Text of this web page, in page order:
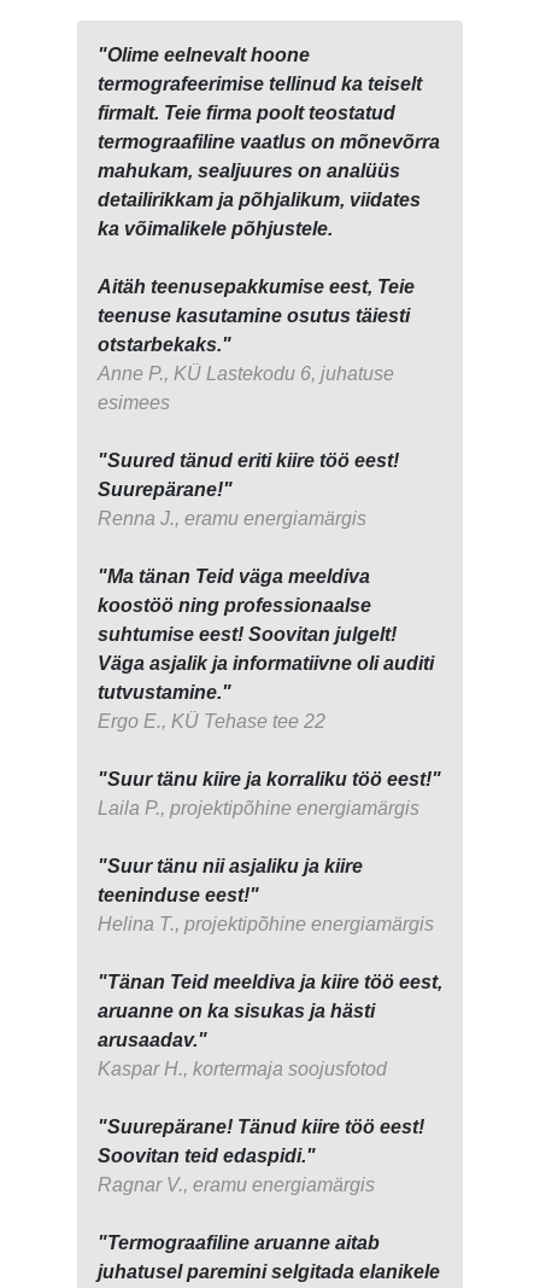
"Olime eelnevalt hoone
termografeerimise tellinud ka teiselt
firmalt. Teie firma poolt teostatud
termograafiline vaatlus on mõnevõrra
mahukam, sealjuures on analüüs
detailirikkam ja põhjalikum, viidates
ka võimalikele põhjustele.
Aitäh teenusepakkumise eest, Teie
teenuse kasutamine osutus täiesti
otstarbekaks."
Anne P., KÜ Lastekodu 6, juhatuse
esimees
"Suured tänud eriti kiire töö eest!
Suurepärane!"
Renna J., eramu energiamärgis
"Ma tänan Teid väga meeldiva
koostöö ning professionaalse
suhtumise eest! Soovitan julgelt!
Väga asjalik ja informatiivne oli auditi
tutvustamine."
Ergo E., KÜ Tehase tee 22
"Suur tänu kiire ja korraliku töö eest!"
Laila P., projektipõhine energiamärgis
"Suur tänu nii asjaliku ja kiire
teeninduse eest!"
Helina T., projektipõhine energiamärgis
"Tänan Teid meeldiva ja kiire töö eest,
aruanne on ka sisukas ja hästi
arusaadav."
Kaspar H., kortermaja soojusfotod
"Suurepärane! Tänud kiire töö eest!
Soovitan teid edaspidi."
Ragnar V., eramu energiamärgis
"Termograafiline aruanne aitab
juhatusel paremini selgitada elanikele